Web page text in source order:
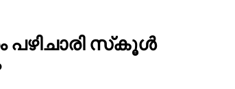
പഴിചാരി സ്‌കൂള്‍